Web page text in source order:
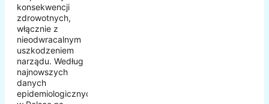
konsekwencji
zdrowotnych,
włącznie z
nieodwracalnym
uszkodzeniem
narządu. Według
najnowszych
danych
epidemiologicznych